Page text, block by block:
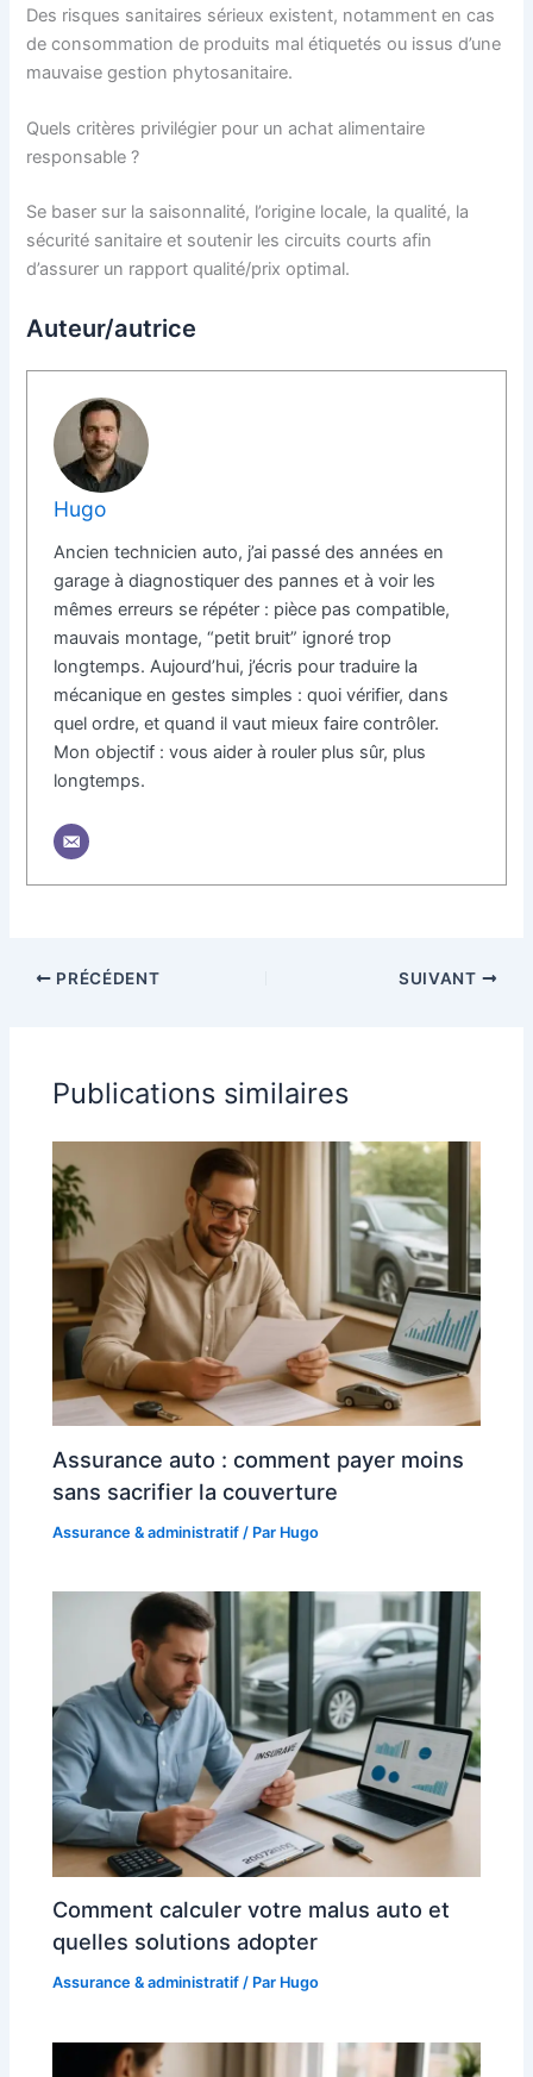
Des risques sanitaires sérieux existent, notamment en cas
de consommation de produits mal étiquetés ou issus d’une
mauvaise gestion phytosanitaire.
Quels critères privilégier pour un achat alimentaire
responsable ?
Se baser sur la saisonnalité, l’origine locale, la qualité, la
sécurité sanitaire et soutenir les circuits courts afin
d’assurer un rapport qualité/prix optimal.
Auteur/autrice
Hugo
Ancien technicien auto, j’ai passé des années en
garage à diagnostiquer des pannes et à voir les
mêmes erreurs se répéter : pièce pas compatible,
mauvais montage, “petit bruit” ignoré trop
longtemps. Aujourd’hui, j’écris pour traduire la
mécanique en gestes simples : quoi vérifier, dans
quel ordre, et quand il vaut mieux faire contrôler.
Mon objectif : vous aider à rouler plus sûr, plus
longtemps.
PRÉCÉDENT SUIVANT
Publications similaires
Assurance auto : comment payer moins
sans sacrifier la couverture
Assurance & administratif / Par Hugo
Comment calculer votre malus auto et
quelles solutions adopter
Assurance & administratif / Par Hugo